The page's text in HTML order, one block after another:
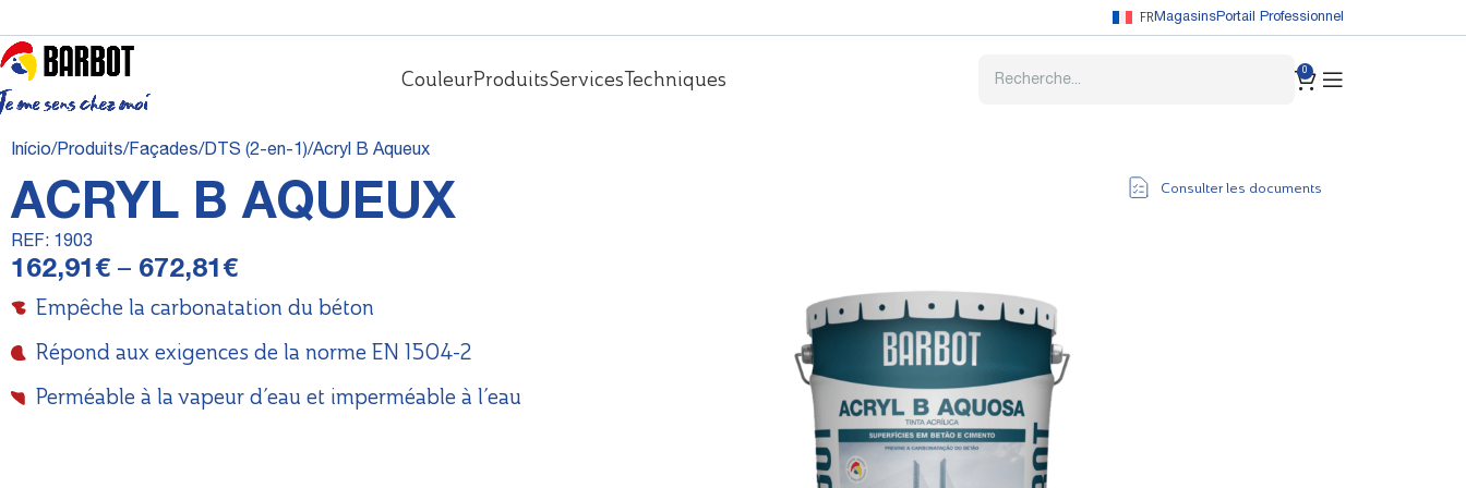
FRMagasinsPortail Professionnel
CouleurProduitsServicesTechniques 0
Início Produits Façades DTS (2-en-1) Acryl B Aqueux
ACRYL B AQUEUX
REF: 1903
162,91€ – 672,81€
Empêche la carbonatation du béton
Répond aux exigences de la norme EN 1504-2
Perméable à la vapeur d’eau et imperméable à l’eau
Consulter les documents